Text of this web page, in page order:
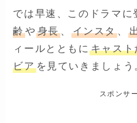
では早速、このドラマに
齢や 身長、 インスタ、
ィールとともに キャスト
ビアを見ていきましょう
スポンサ